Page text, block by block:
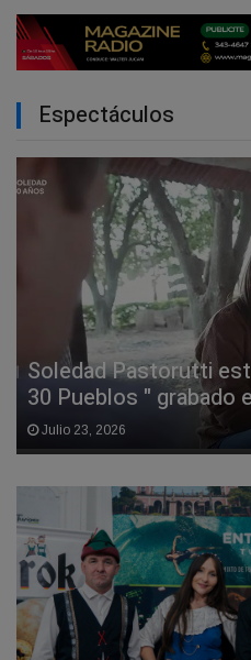
Espectáculos
Soledad Pastorutti
30 Pueblos " grabado
Julio 23, 2026